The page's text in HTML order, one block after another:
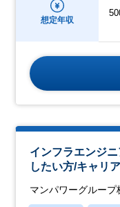
想定年収
インフラエンジ
したい方/キャリ
マンパワーグループ